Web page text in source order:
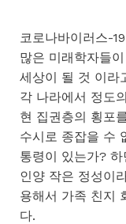
코로나바이러스-
많은 미래학자들
세상이 될 것 이라
각 나라에서 정도
현 집권층의 횡포
수시로 종잡을 수
통령이 있는가?
인양 작은 정성이
용해서 가족 친지
다.